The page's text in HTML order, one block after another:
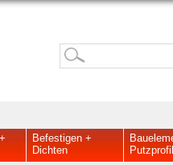
Befestigen +
Dichten